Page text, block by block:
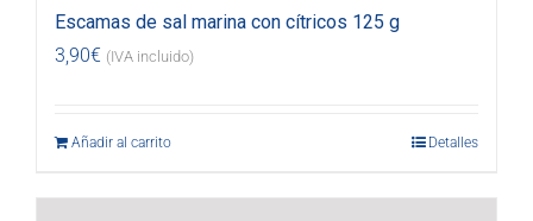
Escamas de sal marina con cítricos 125 g
3,90€ (IVA incluido)
Añadir al carrito Detalles